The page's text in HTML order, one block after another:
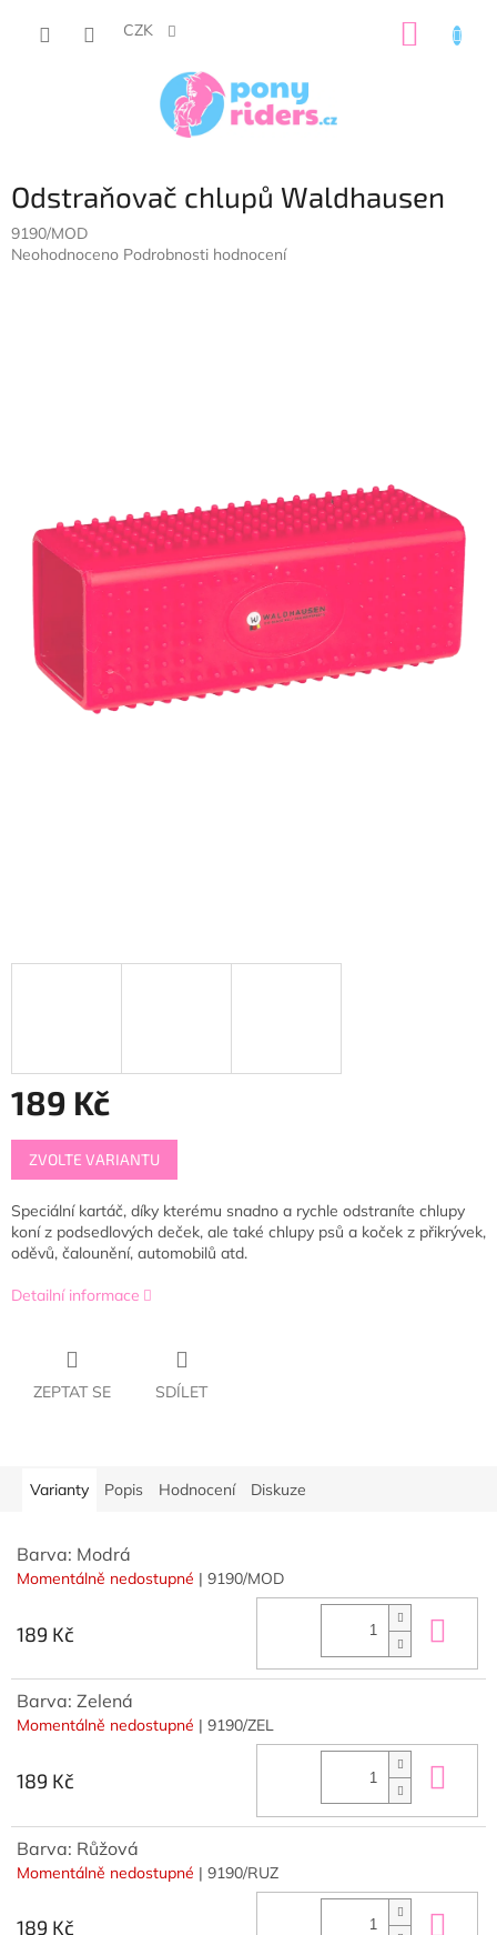
CZK
Odstraňovač chlupů Waldhausen
9190/MOD
Průměrné
Neohodnoceno Podrobnosti hodnocení
189 Kč
Měrná
cena:
ZVOLTE VARIANTU
Speciální kartáč, díky kterému snadno a rychle odstraníte chlupy
koní z podsedlových deček, ale také chlupy psů a koček z přikrývek,
oděvů, čalounění, automobilů atd.
Detailní informace
ZEPTAT SE SDÍLET
Varianty Popis Hodnocení Diskuze
Barva: Modrá
Momentálně nedostupné | 9190/MOD
189 Kč
Barva: Zelená
Momentálně nedostupné | 9190/ZEL
189 Kč
Barva: Růžová
Momentálně nedostupné | 9190/RUZ
189 Kč